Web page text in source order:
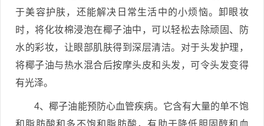
于美容护肤，还能解决日常生活中的小烦恼。卸眼妆
时，将化妆棉浸泡在椰子油中，可以轻松去除顽固、防
水的彩妆，让眼部肌肤得到深层清洁。对于头发护理，
将椰子油与热水混合后按摩头皮和头发，可令头发变得
有光泽。
4、椰子油能预防心血管疾病。它含有大量的单不饱
和脂肪酸和多不饱和脂肪酸，有助于降低胆固醇和血